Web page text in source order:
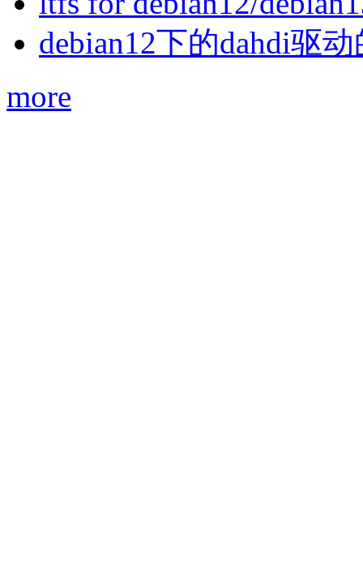
debian12下的dahdi驱动
more